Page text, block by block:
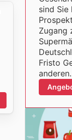
sind Sie
Zugang
Fristo
anderen.